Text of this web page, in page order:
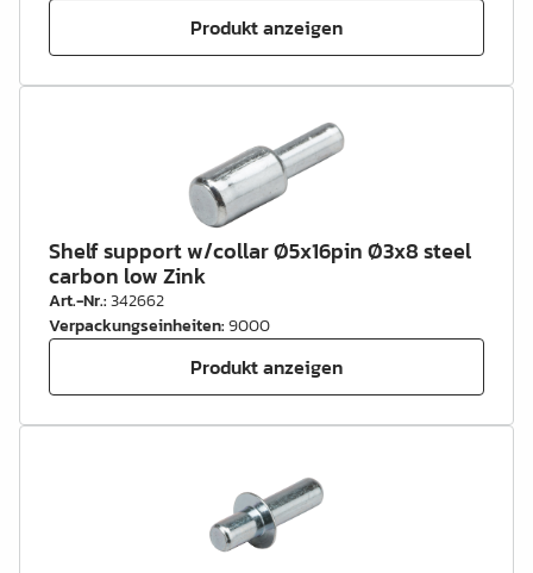
Produkt anzeigen
Shelf support w/collar Ø5x16pin Ø3x8 steel
carbon low Zink
Art.-Nr.:342662
Verpackungseinheiten:9000
Produkt anzeigen